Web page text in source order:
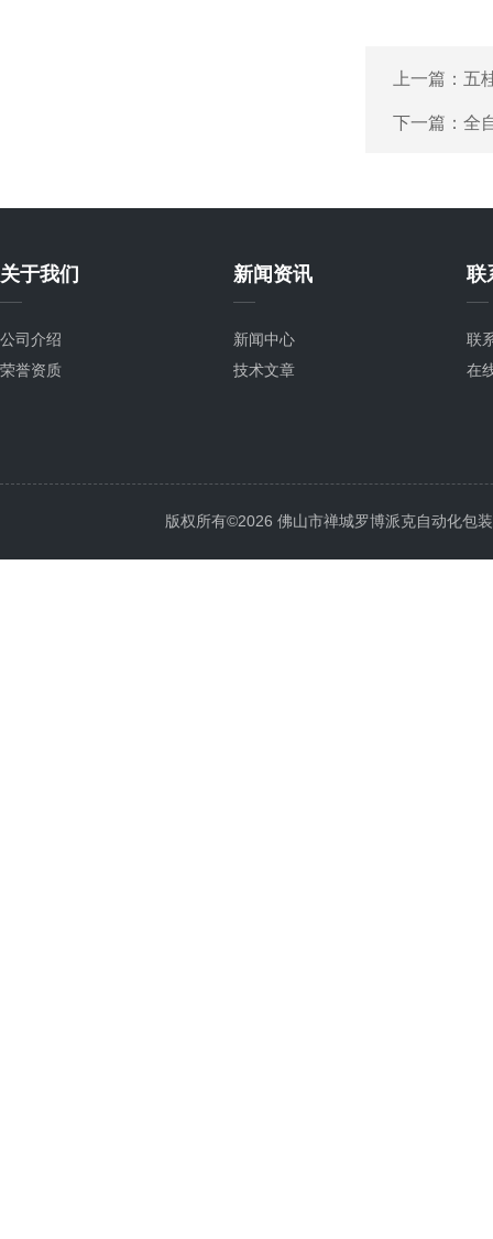
上一篇： 五
下一篇： 全
关于我们
公司介绍
荣誉资质
新闻资讯
新闻中心
技术文章
联
联
在
版权所有©2026 佛山市禅城罗博派克自动化